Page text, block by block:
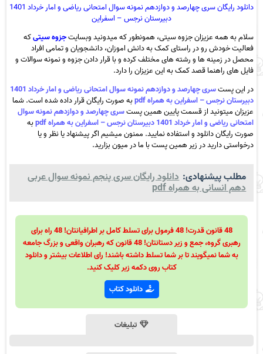
دانلود رایگان سری چهارصد و دوازدهم نمونه سوال امتحانی ریاضی و امار خرداد 1401
دبیرستان نرجس – اسفراین
سلام به همه عزیزان جزوه سیتی، همونطور که میدونید وبسایتجزوه سیتیکه
فعالیت خودش رو در راستای کمک به دانش اموزان، دانشجویان و تمامی افراد
محصل در زمینه ها و رشته های مختلف کرده و با قرار دادن جزوه و نمونه سوالات و
فایل های راهنما قصد کمک به این عزیزان را دارد.
در این پست
سری چهارصد و دوازدهم نمونه سوال امتحانی ریاضی و امار خرداد 1401
دبیرستان نرجس – اسفراین به همراه pdf
به صورت رایگان قرار داده شده است. شما
عزیزان میتونید از قسمت پایین همین پستسری چهارصد و دوازدهم نمونه سوال
امتحانی ریاضی و امار خرداد 1401 دبیرستان نرجس – اسفراین به همراه pdf
به
صورت رایگان دانلود و استفاده نمایید. ممنون میشیم اگر پیشنهاد یا نظر و یا
درخواستی دارید در زیر همین پست با ما در میون بزارید.
مطلب پیشنهادی: دانلود رایگان سری پنجم نمونه سوال عربی
دهم انسانی به همراه pdf
48 قانون قدرت! 48 فرمول برای تسلط کامل بر اطرافیانتان! 48 راه برای
رهبری گروه، جمع و زیر دستانتان! 48 قانون که رهبران واقعی و بزرگ جامعه
به شما نمیگویند تا بر شما تسلط داشته باشند! رای اطلاعات بیشتر و دانلود
کتاب روی دکمه زیر کلیک کنید.
دانلود کتاب
تبلیغات